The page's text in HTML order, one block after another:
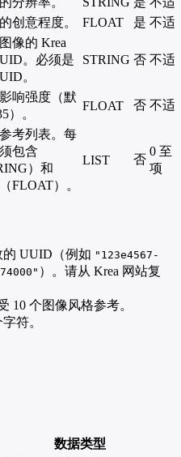
创意程度。 FLOAT 是 不适
像的 Krea
。必须是
。
STRING 否 不适
响强度（默
）。
FLOAT 否 不适
考列表。每
包含
）和
（FLOAT）。
LIST 否
0 至
项
的 UUID（例如 "123e4567-
）。请从 Krea 网站复
10 个图像风格参考。
符。
数据类型